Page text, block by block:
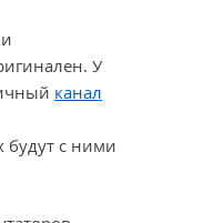
У
канал
будут с ними